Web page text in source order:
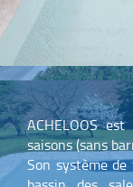
ACHELOOS
saisons (sans
Son système